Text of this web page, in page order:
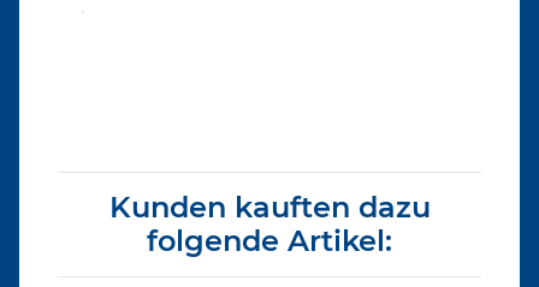
Kunden kauften dazu
folgende Artikel: